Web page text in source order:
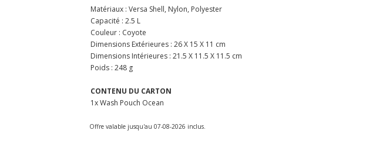
Matériaux : Versa Shell, Nylon, Polyester
Capacité : 2.5 L
Couleur : Coyote
Dimensions Extérieures : 26 X 15 X 11 cm
Dimensions Intérieures : 21.5 X 11.5 X 11.5 cm
Poids : 248 g
CONTENU DU CARTON
1x Wash Pouch Ocean
Offre valable jusqu'au 07-08-2026 inclus.